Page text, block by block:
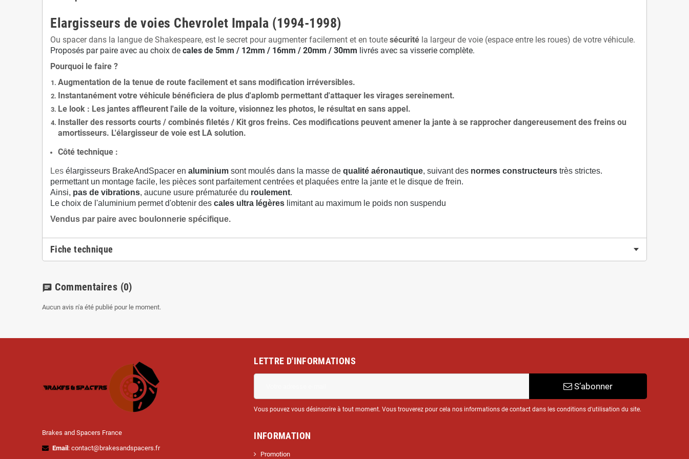
Elargisseurs de voies Chevrolet Impala (1994-1998)
Ou spacer dans la langue de Shakespeare, est le secret pour augmenter facilement et en toute sécurité la largeur de voie (espace entre les roues) de votre véhicule.
Proposés par paire avec au choix de cales de 5mm / 12mm / 16mm / 20mm / 30mm livrés avec sa visserie complète.
Pourquoi le faire ?
Augmentation de la tenue de route facilement et sans modification irréversibles.
Instantanément votre véhicule bénéficiera de plus d'aplomb permettant d'attaquer les virages sereinement.
Le look : Les jantes affleurent l'aile de la voiture, visionnez les photos, le résultat en sans appel.
Installer des ressorts courts / combinés filetés / Kit gros freins. Ces modifications peuvent amener la jante à se rapprocher dangereusement des freins ou
amortisseurs. L'élargisseur de voie est LA solution.
Côté technique :
Les élargisseurs BrakeAndSpacer en aluminium sont moulés dans la masse de qualité aéronautique, suivant des normes constructeurs très strictes.
permettant un montage facile, les pièces sont parfaitement centrées et plaquées entre la jante et le disque de frein.
Ainsi, pas de vibrations, aucune usure prématurée du roulement.
Le choix de l'aluminium permet d'obtenir des cales ultra légères limitant au maximum le poids non suspendu
Vendus par paire avec boulonnerie spécifique.
Fiche technique
chat Commentaires (0)
Aucun avis n'a été publié pour le moment.
Brakes and Spacers France
Email : contact@brakesandspacers.fr
LETTRE D'INFORMATIONS
S’abonner
Vous pouvez vous désinscrire à tout moment. Vous trouverez pour cela nos informations de contact dans les conditions d'utilisation du site.
INFORMATION
Promotion